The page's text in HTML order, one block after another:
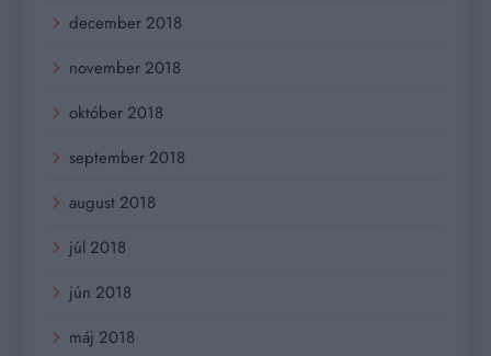
december 2018
november 2018
október 2018
september 2018
august 2018
júl 2018
jún 2018
máj 2018